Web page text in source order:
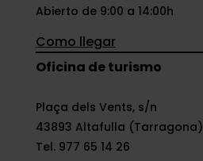
Abierto de 9:00 a 14:00h
Como llegar
Oficina de turismo
Plaça dels Vents, s/n
43893 Altafulla (Tarragona)
Tel. 977 65 14 26